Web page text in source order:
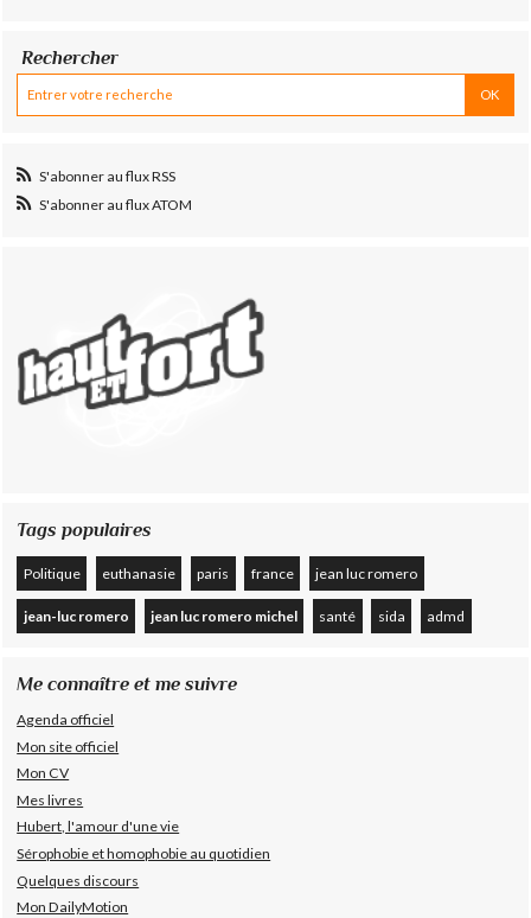
Rechercher
S'abonner au flux RSS
S'abonner au flux ATOM
Tags populaires
Politique euthanasie paris france jean luc romero
jean-luc romero jean luc romero michel santé sida admd
Me connaître et me suivre
Agenda officiel
Mon site officiel
Mon CV
Mes livres
Hubert, l'amour d'une vie
Sérophobie et homophobie au quotidien
Quelques discours
Mon DailyMotion